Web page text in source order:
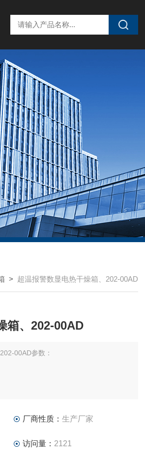
> 超温报警数显电热干燥箱、202-00AD
箱、202-00AD
00AD参数：
厂商性质： 生产厂家
访问量： 2121